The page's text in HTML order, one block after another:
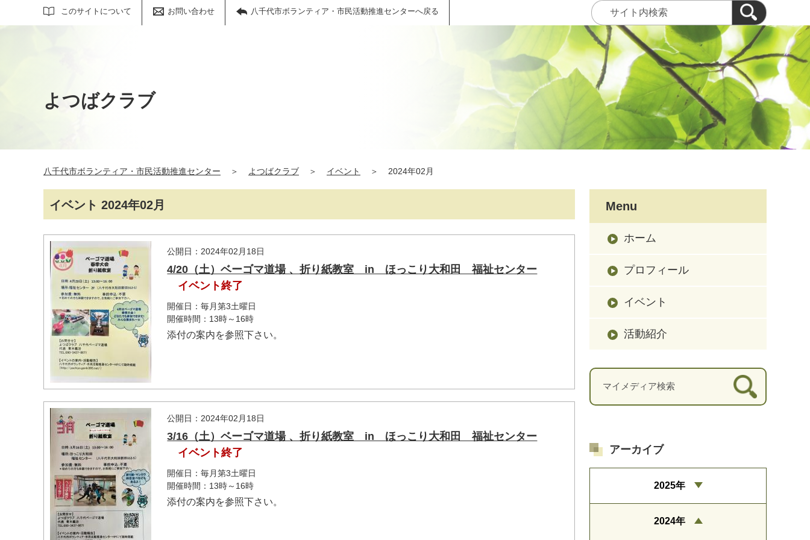
このサイトについて お問い合わせ 八千代市ボランティア・市民活動推進センターへ戻る
サイト内検索
よつばクラブ
八千代市ボランティア・市民活動推進センター ＞ よつばクラブ ＞ イベント ＞ 2024年02月
イベント 2024年02月
公開日：2024年02月18日
4/20（土）ベーゴマ道場 、折り紙教室 in ほっこり大和田 福祉センター
イベント終了
開催日：毎月第3土曜日
開催時間：13時～16時
添付の案内を参照下さい。
公開日：2024年02月18日
3/16（土）ベーゴマ道場 、折り紙教室 in ほっこり大和田 福祉センター
イベント終了
開催日：毎月第3土曜日
開催時間：13時～16時
添付の案内を参照下さい。
Menu
ホーム
プロフィール
イベント
活動紹介
マイメディア検索
アーカイブ
2025年
2024年